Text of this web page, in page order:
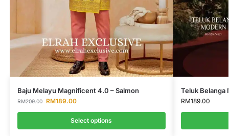
Baju Melayu Magnificent 4.0 – Salmon
RM209.00 RM189.00
Select options
Teluk Belanga
RM189.00